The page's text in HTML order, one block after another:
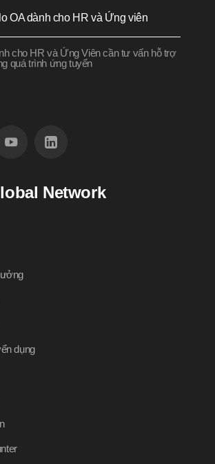
OA dành cho HR và Ứng viên
cho HR và Ứng Viên cần tư vấn hỗ trợ
quá trình ứng tuyển
Network
dụng